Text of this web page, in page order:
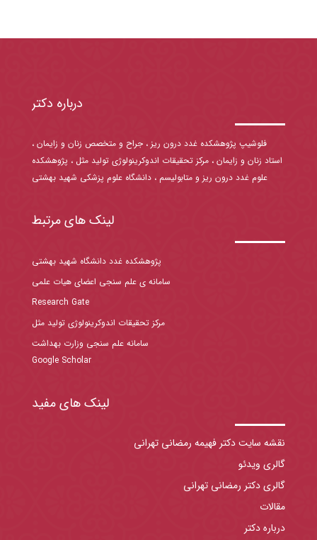
درباره دکتر
فلوشیپ پژوهشکده غدد درون ریز ، جراح و متخصص زنان و زایمان ،
استاد زنان و زایمان ، مرکز تحقیقات اندوکرینولوژی تولید مثل ، پژوهشکده
علوم غدد درون ریز و متابولیسم ، دانشگاه علوم پزشکی شهید بهشتی
لینک های مرتبط
پژوهشکده غدد دانشگاه شهید بهشتی
سامانه ی علم سنجی اعضای هیات علمی
Research Gate
مرکز تحقیقات اندوکرینولوژی تولید مثل
سامانه علم سنجی وزارت بهداشت
Google Scholar
لینک های مفید
نقشه سایت دکتر فهیمه رمضانی تهرانی
گالری ویدئو
گالری دکتر رمضانی تهرانی
مقالات
درباره دکتر